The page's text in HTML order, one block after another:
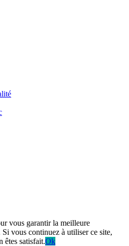
vous garantir la meilleure
vous continuez à utiliser ce site,
êtes satisfait.Ok